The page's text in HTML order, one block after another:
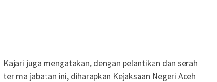
Kajari juga mengatakan, dengan pelantikan dan serah
terima jabatan ini, diharapkan Kejaksaan Negeri Aceh